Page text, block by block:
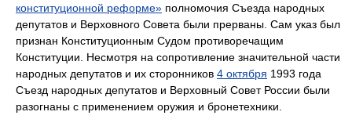
конституционной реформе» полномочия Съезда народных
депутатов и Верховного Совета были прерваны. Cам указ был
признан Конституционным Судом противоречащим
Конституции. Несмотря на сопротивление значительной части
народных депутатов и их сторонников 4 октября 1993 года
Съезд народных депутатов и Верховный Совет России были
разогнаны с применением оружия и бронетехники.